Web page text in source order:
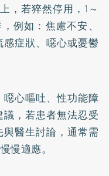
，若猝然停用，1～
例如：焦慮不安、
症狀、噁心或憂鬱
噁心嘔吐、性功能障
，若患者無法忍受
醫生討論，通常需
慢適應。